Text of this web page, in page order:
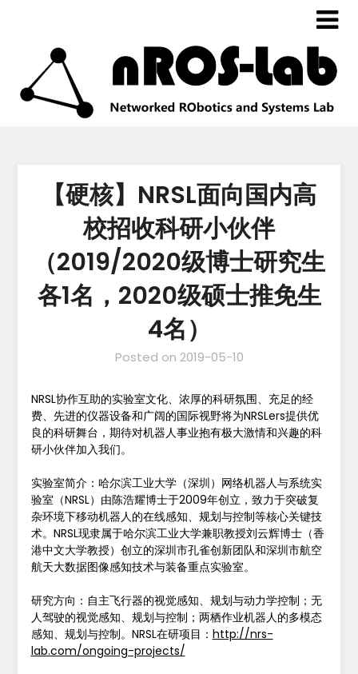
【硬核】NRSL面向国内高
校招收科研小伙伴
（2019/2020级博士研究生
各1名，2020级硕士推免生
4名）
Posted on 2019-05-10
NRSL协作互助的实验室文化、浓厚的科研氛围、充足的经
费、先进的仪器设备和广阔的国际视野将为NRSLers提供优
良的科研舞台，期待对机器人事业抱有极大激情和兴趣的科
研小伙伴加入我们。
实验室简介：哈尔滨工业大学（深圳）网络机器人与系统实
验室（NRSL）由陈浩耀博士于2009年创立，致力于突破复
杂环境下移动机器人的在线感知、规划与控制等核心关键技
术。NRSL现隶属于哈尔滨工业大学兼职教授刘云辉博士（香
港中文大学教授）创立的深圳市孔雀创新团队和深圳市航空
航天大数据图像感知技术与装备重点实验室。
研究方向：自主飞行器的视觉感知、规划与动力学控制；无
人驾驶的视觉感知、规划与控制；两栖作业机器人的多模态
感知、规划与控制。NRSL在研项目： http://nrs-
lab.com/ongoing-projects/